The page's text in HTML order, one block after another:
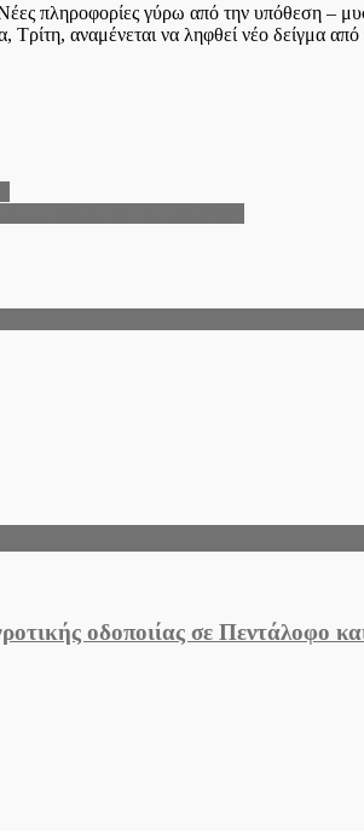
πληροφορίες γύρω από την υπόθεση –
αναμένεται να ληφθεί νέο δείγμα
οδοποιίας σε Πεντάλοφο